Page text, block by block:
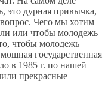
это дурная привычка,
Чего мы хотим
или чтобы молодежь
чтобы молодежь
государственная
в 1985 г. по нашей
прекрасные